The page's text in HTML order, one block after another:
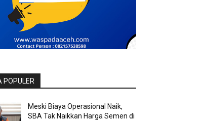
POPULER
Meski Biaya Operasional Naik,
SBA Tak Naikkan Harga Semen di